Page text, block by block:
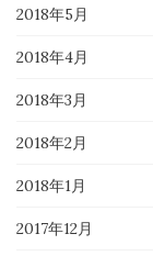
2018年5月
2018年4月
2018年3月
2018年2月
2018年1月
2017年12月